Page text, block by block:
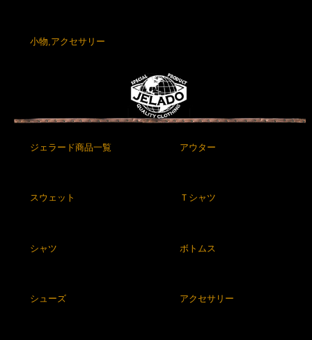
小物,アクセサリー
ジェラード商品一覧 アウター
スウェット Ｔシャツ
シャツ ボトムス
シューズ アクセサリー